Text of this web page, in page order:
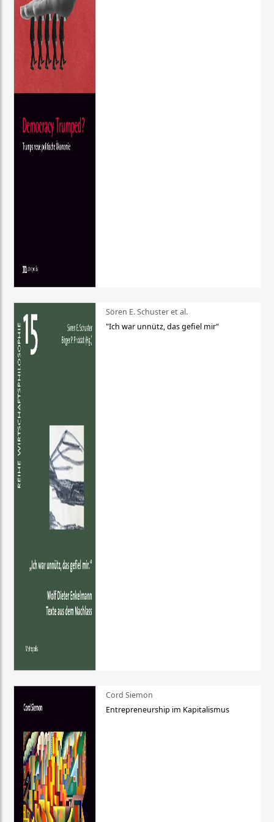
Sören E. Schuster et al.
"Ich war unnütz, das gefiel mir"
Cord Siemon
Entrepreneurship im Kapitalismus